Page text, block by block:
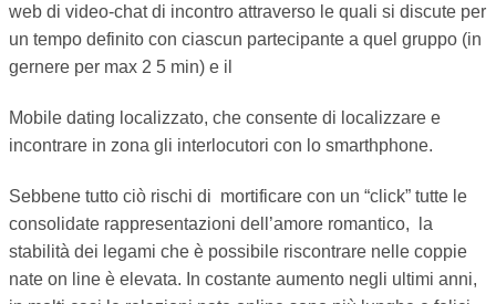
web di video-chat di incontro attraverso le quali si discute per
un tempo definito con ciascun partecipante a quel gruppo (in
gernere per max 2 5 min) e il
Mobile dating localizzato, che consente di localizzare e
incontrare in zona gli interlocutori con lo smarthphone.
Sebbene tutto ciò rischi di mortificare con un “click” tutte le
consolidate rappresentazioni dell’amore romantico, la
stabilità dei legami che è possibile riscontrare nelle coppie
nate on line è elevata. In costante aumento negli ultimi anni,